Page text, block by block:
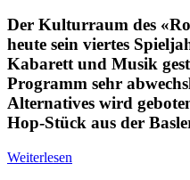
Der Kulturraum des
heute sein viertes
Kabarett und Musik
Programm sehr
Alternatives wird
Hop-Stück aus der
Weiterlesen